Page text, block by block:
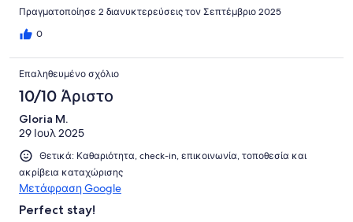
Πραγματοποίησε 2 διανυκτερεύσεις τον Σεπτέμβριο 2025
0
Επαληθευμένο σχόλιο
10/10 Άριστο
Gloria M.
29 Ιουλ 2025
Θετικά: Καθαριότητα, check-in, επικοινωνία, τοποθεσία και
ακρίβεια καταχώρισης
Μετάφραση Google
Perfect stay!